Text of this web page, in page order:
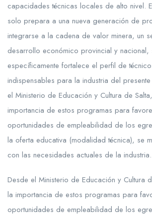
capacidades técnicas locales de alto nivel.
solo prepara a una nueva generación de
integrarse a la cadena de valor minera, un
desarrollo económico provincial y nacional,
específicamente fortalece el perfil de
indispensables para la industria del
el Ministerio de Educación y Cultura de
importancia de estos programas para
oportunidades de empleabilidad de los
la oferta educativa (modalidad técnica), se
con las necesidades actuales de la industria.
Desde el Ministerio de Educación y Cultura
la importancia de estos programas para
oportunidades de empleabilidad de los